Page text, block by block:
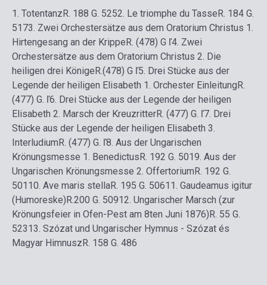
1. TotentanzR. 188 G. 5252. Le triomphe du TasseR. 184 G.
5173. Zwei Orchestersätze aus dem Oratorium Christus 1.
Hirtengesang an der KrippeR. (478) G ľ4. Zwei
Orchestersätze aus dem Oratorium Christus 2. Die
heiligen drei KönigeR.(478) G ľ5. Drei Stücke aus der
Legende der heiligen Elisabeth 1. Orchester EinleitungR.
(477) G. ľ6. Drei Stücke aus der Legende der heiligen
Elisabeth 2. Marsch der KreuzritterR. (477) G. ľ7. Drei
Stücke aus der Legende der heiligen Elisabeth 3.
InterludiumR. (477) G. ľ8. Aus der Ungarischen
Krönungsmesse 1. BenedictusR. 192 G. 5019. Aus der
Ungarischen Krönungsmesse 2. OffertoriumR. 192 G.
501 10. Ave maris stellaR. 195 G. 50611. Gaudeamus igitur
(Humoreske)R.200 G. 50912. Ungarischer Marsch (zur
Krönungsfeier in Ofen-Pest am 8ten Juni 1876)R. 55 G.
52313. Szózat und Ungarischer Hymnus - Szózat és
Magyar HimnuszR. 158 G. 486